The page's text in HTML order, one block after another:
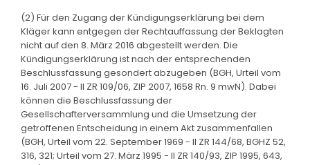
(2) Für den Zugang der Kündigungserklärung bei dem
Kläger kann entgegen der Rechtauffassung der Beklagten
nicht auf den 8. März 2016 abgestellt werden. Die
Kündigungserklärung ist nach der entsprechenden
Beschlussfassung gesondert abzugeben (BGH, Urteil vom
16. Juli 2007 - II ZR 109/06, ZIP 2007, 1658 Rn. 9 mwN). Dabei
können die Beschlussfassung der
Gesellschafterversammlung und die Umsetzung der
getroffenen Entscheidung in einem Akt zusammenfallen
(BGH, Urteil vom 22. September 1969 - II ZR 144/68, BGHZ 52,
316, 321; Urteil vom 27. März 1995 - II ZR 140/93, ZIP 1995, 643,